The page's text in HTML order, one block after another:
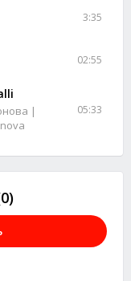
3:35
02:55
|
05:33